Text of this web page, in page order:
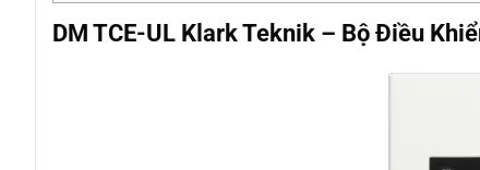
DM TCE-UL Klark Teknik – Bộ Điều